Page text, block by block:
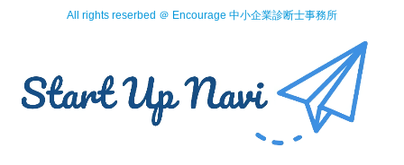
All rights reserbed ＠ Encourage 中小企業診断士事務所